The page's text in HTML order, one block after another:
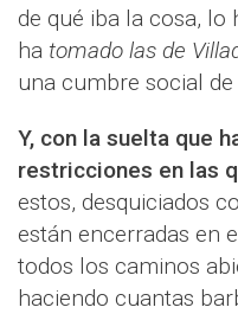
de qué iba la cosa, lo
ha tomado las de
una cumbre social de
Y, con la suelta que
restricciones en las
estos, desquiciados
están encerradas en
todos los caminos
haciendo cuantas